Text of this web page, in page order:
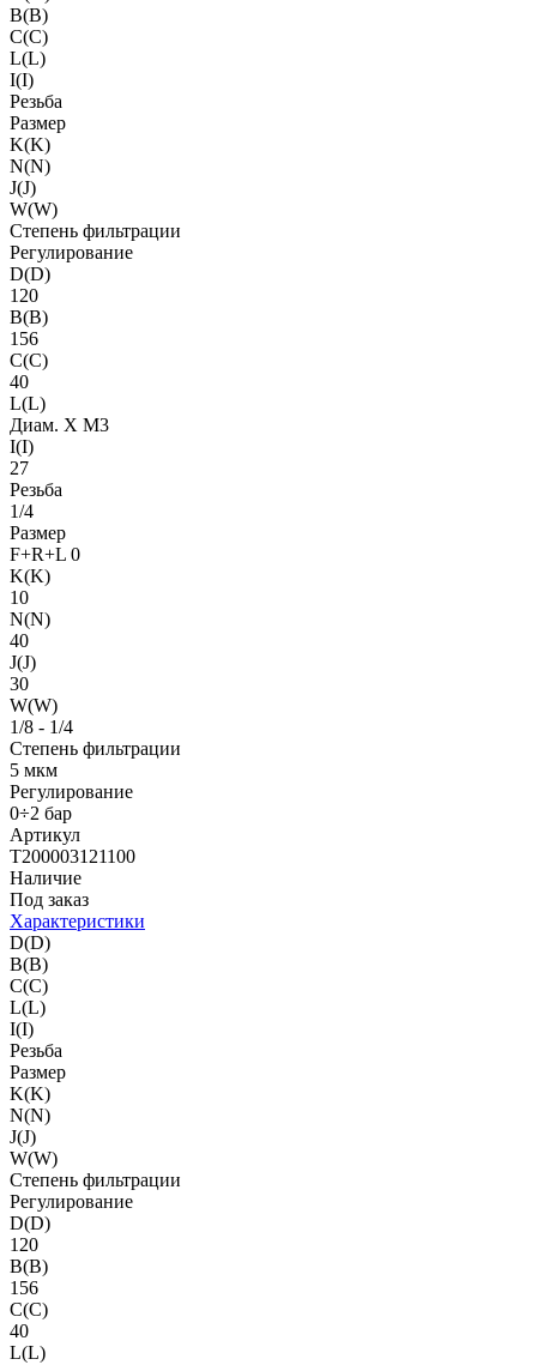
B(B)
C(C)
L(L)
I(I)
Резьба
Размер
K(K)
N(N)
J(J)
W(W)
Степень фильтрации
Регулирование
D(D)
120
B(B)
156
C(C)
40
L(L)
Диам. X M3
I(I)
27
Резьба
1/4
Размер
F+R+L 0
K(K)
10
N(N)
40
J(J)
30
W(W)
1/8 - 1/4
Степень фильтрации
5 мкм
Регулирование
0÷2 бар
Артикул
T200003121100
Наличие
Под заказ
Характеристики
D(D)
B(B)
C(C)
L(L)
I(I)
Резьба
Размер
K(K)
N(N)
J(J)
W(W)
Степень фильтрации
Регулирование
D(D)
120
B(B)
156
C(C)
40
L(L)